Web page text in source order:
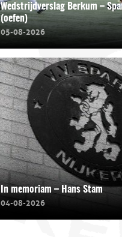
Wedstrijdverslag Berkum –
(oefen)
05-08-2026
In memoriam – Hans Stam
04-08-2026